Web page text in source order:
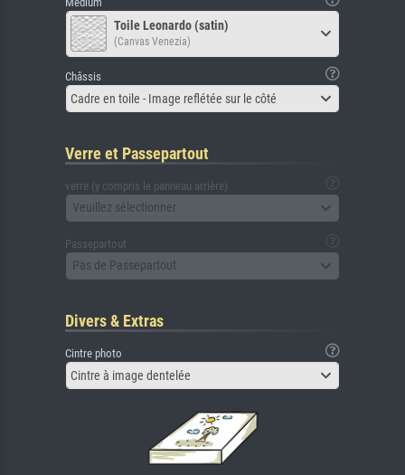
Toile Leonardo (satin)
(Canvas Venezia)
Châssis
Cadre en toile - Image reflétée sur le côté
Verre et Passepartout
verre (y compris le panneau arrière)
Veuillez sélectionner
Passepartout
Pas de Passepartout
Divers & Extras
Cintre photo
Cintre à image dentelée